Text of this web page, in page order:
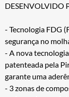
DESENVOLVIDO
- Tecnologia FDG
segurança no
- A nova
patenteada pela
garante uma
- 3 zonas de